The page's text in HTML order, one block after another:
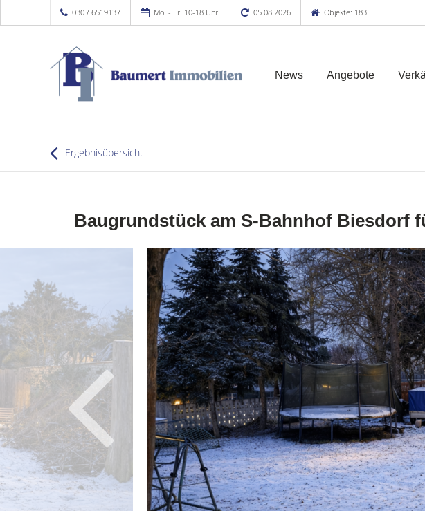
030 / 6519137 Mo. - Fr. 10-18 Uhr 05.08.2026 Objekte: 183
News Angebote
Ergebnisübersicht
Baugrundstück am S-Bahnhof Biesdorf